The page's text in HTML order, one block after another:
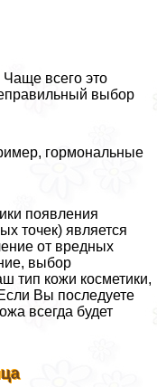
всего это
выбор
гормональные
появления
точек) является
от вредных
выбор
тип кожи косметики,
Вы последуете
всегда будет